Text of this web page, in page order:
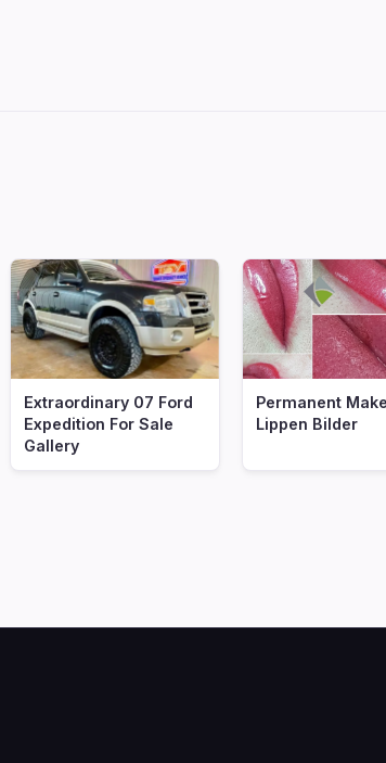
Extraordinary 07 Ford
Expedition For Sale
Gallery
Permanent
Lippen Bilder